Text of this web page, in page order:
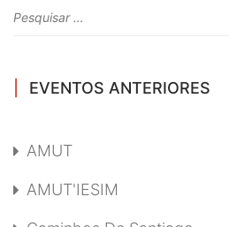
EVENTOS ANTERIORES
AMUT
AMUT'IESIM